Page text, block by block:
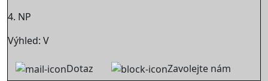
4. NP
Výhled: V
Dotaz
Zavolejte nám